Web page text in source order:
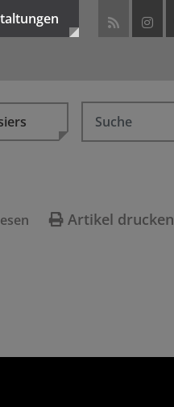
Artikel drucken